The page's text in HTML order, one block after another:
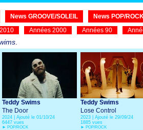
News GROOVE/SOLEIL
News POP/
Années 2000 Années 90
Teddy Swims
The Door
2024 | Ajouté le 01/10/24
6447 vues
► POP/ROCK
Teddy Swims
Lose Control
2023 | Ajouté le 29/09/24
1885 vues
► POP/ROCK